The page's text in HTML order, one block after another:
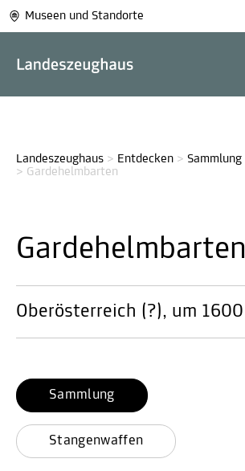
Museen und Standorte
Landeszeughaus > Entdecken > Sammlung
> Gardehelmbarten
Gardehelmbarten
Oberösterreich (?), um 1600
Sammlung
Stangenwaffen